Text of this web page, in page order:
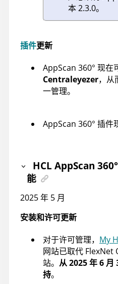
本 2.3.0。
插件更新
AppScan 360° 现在
Centraleyezer，从
一管理。
AppScan 360° 插件
HCL AppScan 360°
能
2025 年 5 月
安装和许可更新
对于许可管理， My
网站已取代 FlexNet
站。 从 2025 年 6 月
持。